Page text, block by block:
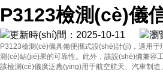
P3123檢測(cè)儀
更新時(shí)間：2025-10-11 瀏
P3123檢測(cè)儀具備便攜式設(shè)計(jì)，適用于
測(cè)結(jié)果的可靠性。此外，該設(shè)備兼
該檢測(cè)儀廣泛應(yīng)用于航空航天、汽車制